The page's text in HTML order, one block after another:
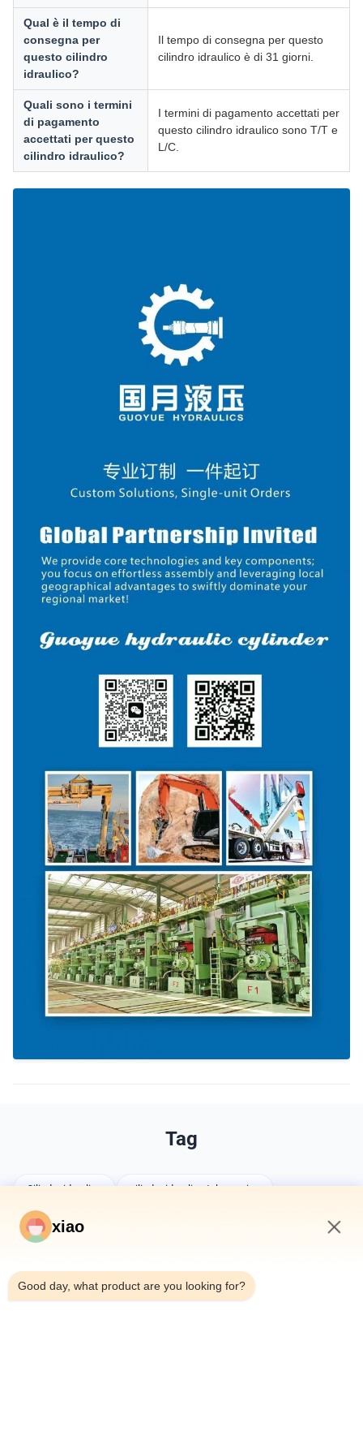
Qual è il tempo di
consegna per
questo cilindro
idraulico?
Il tempo di consegna per questo
cilindro idraulico è di 31 giorni.
Quali sono i termini
di pagamento
accettati per questo
cilindro idraulico?
I termini di pagamento accettati per
questo cilindro idraulico sono T/T e
L/C.
Tag
Cilindro idraulico cilindro idraulico telescopico
cilindri personalizzati
Potete inoltre gradire
xiao
Good day, what product are you looking for?